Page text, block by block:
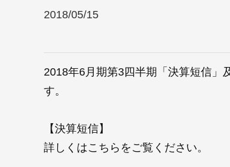
2018/05/15
2018年6月期第3四半期「決算短信」
す。
【決算短信】
詳しくはこちら をご覧ください。